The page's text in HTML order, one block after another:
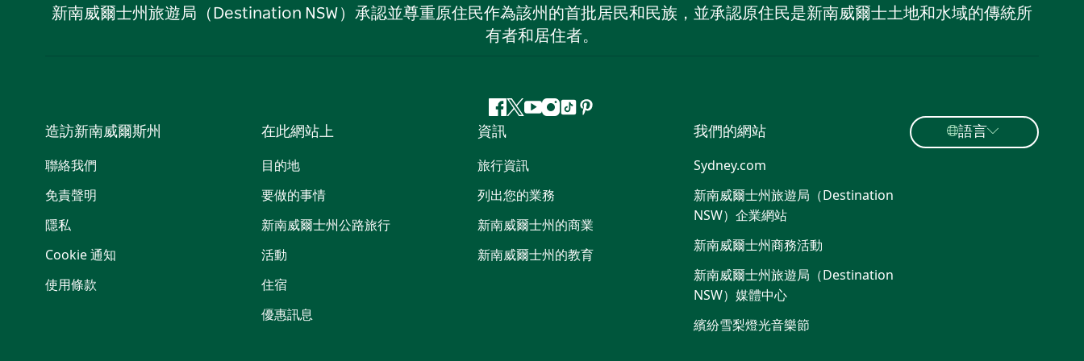
新南威爾士州旅遊局（Destination NSW）承認並尊重原住民作為該州的首批居民和民族，並承認原住民是新南威爾士土地和水域的傳統所
有者和居住者。
Facebook
嘰
喳
喳
Youtube
Instagram
抖 Pinterest
造訪新南威爾斯州
聯絡我們
免責聲明
隱私
Cookie 通知
使用條款
在此網站上
目的地
要做的事情
新南威爾士州公路旅行
活動
住宿
優惠訊息
資訊
旅行資訊
列出您的業務
新南威爾士州的商業
新南威爾士州的教育
我們的網站
Sydney.com
新南威爾士州旅遊局（Destination
NSW）企業網站
新南威爾士州商務活動
新南威爾士州旅遊局（Destination
NSW）媒體中心
繽紛雪梨燈光音樂節
語言